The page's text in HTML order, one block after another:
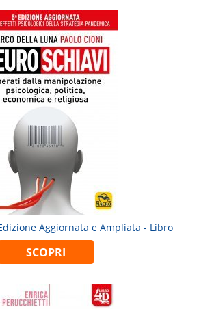
Aggiornata e Ampliata - Libro
SCOPRI